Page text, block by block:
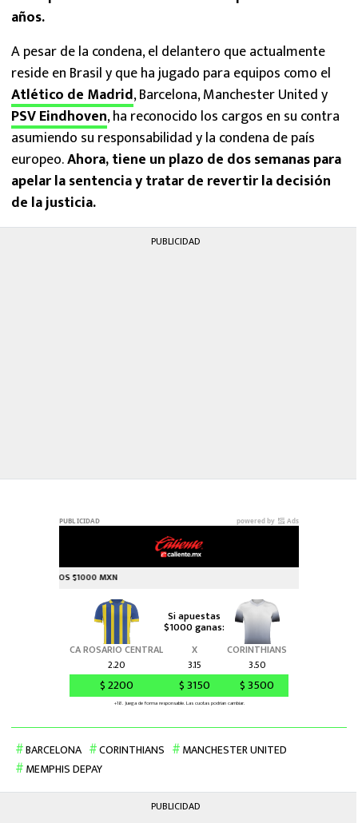
años.
A pesar de la condena, el delantero que actualmente
reside en Brasil y que ha jugado para equipos como el
Atlético de Madrid, Barcelona, Manchester United y
PSV Eindhoven, ha reconocido los cargos en su contra
asumiendo su responsabilidad y la condena de país
europeo.Ahora, tiene un plazo de dos semanas para
apelar la sentencia y tratar de revertir la decisión
de la justicia.
PUBLICIDAD
BARCELONA CORINTHIANS
MANCHESTER UNITED
MEMPHIS DEPAY
PUBLICIDAD